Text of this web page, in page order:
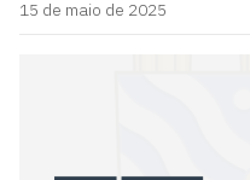
15 de maio de 2025